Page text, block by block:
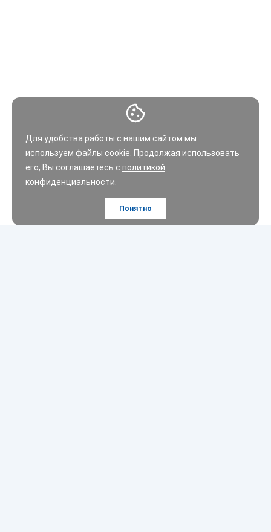
Для удобства работы с нашим сайтом мы
используем файлы cookie . Продолжая использовать
его, Вы соглашаетесь с политикой
конфиденциальности.
Понятно